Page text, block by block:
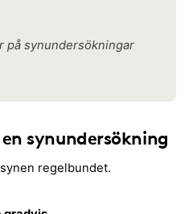
på synundersökningar
synundersökning
regelbundet.